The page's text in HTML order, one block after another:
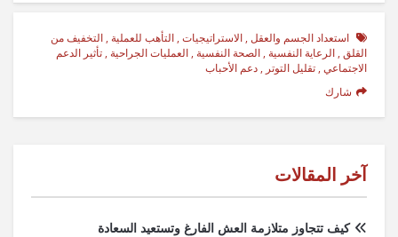
استعداد الجسم والعقل , الاستراتيجيات , التأهب للعملية , التخفيف من
القلق , الرعاية النفسية , الصحة النفسية , العمليات الجراحية , تأثير الدعم
الاجتماعي , تقليل التوتر , دعم الأحباب
شارك
آخر المقالات
كيف تتجاوز متلازمة العش الفارغ وتستعيد السعادة